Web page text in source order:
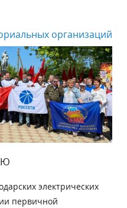
организаций
электрических
первичной